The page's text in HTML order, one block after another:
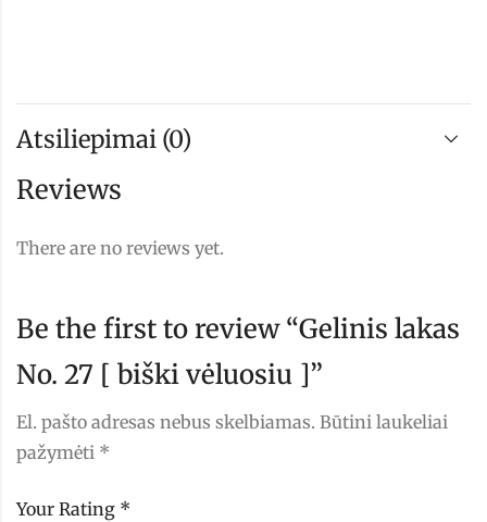
Atsiliepimai (0)
Reviews
There are no reviews yet.
Be the first to review “Gelinis lakas
No. 27 [ biški vėluosiu ]”
El. pašto adresas nebus skelbiamas. Būtini laukeliai
pažymėti *
Your Rating *